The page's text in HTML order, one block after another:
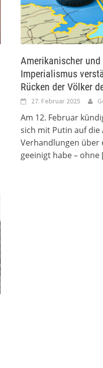
Amerikanischer
Imperialismus
Rücken der Völker
27. Februar 2025
Am 12. Februar
sich mit Putin auf die
Verhandlungen über
geeinigt habe – ohne